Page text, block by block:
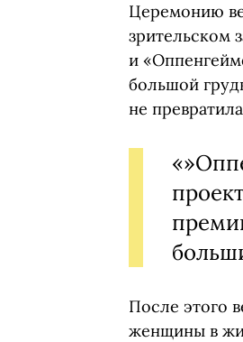
Церемонию
зрительском
и
большой
не
После этого
женщины в